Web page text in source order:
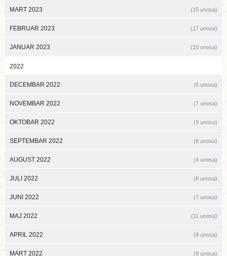
MART 2023 (15 unosa)
FEBRUAR 2023 (17 unosa)
JANUAR 2023 (10 unosa)
2022
DECEMBAR 2022 (6 unosa)
NOVEMBAR 2022 (7 unosa)
OKTOBAR 2022 (9 unosa)
SEPTEMBAR 2022 (8 unosa)
AUGUST 2022 (4 unosa)
JULI 2022 (8 unosa)
JUNI 2022 (7 unosa)
MAJ 2022 (11 unosa)
APRIL 2022 (8 unosa)
MART 2022 (8 unosa)